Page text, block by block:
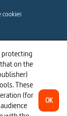
on the
These
(for
OK
cookies